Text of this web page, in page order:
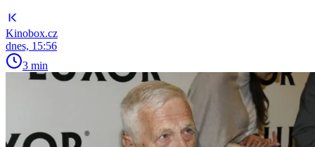
Kinobox.cz
dnes, 15:56
3 min